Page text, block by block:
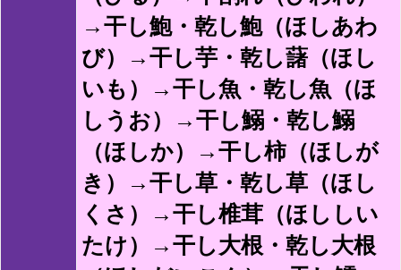
→干し鮑・乾し鮑（ほしあわ
び）→干し芋・乾し藷（ほし
いも）→干し魚・乾し魚（ほ
しうお）→干し鰯・乾し鰯
（ほしか）→干し柿（ほしが
き）→干し草・乾し草（ほし
くさ）→干し椎茸（ほししい
たけ）→干し大根・乾し大根